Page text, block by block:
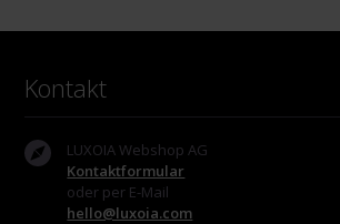
Kontakt
LUXOIA Webshop AG
Kontaktformular
oder per E-Mail
hello@luxoia.com